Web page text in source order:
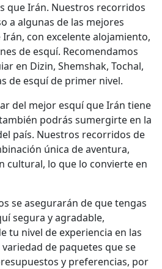
que Irán. Nuestros recorridos
a algunas de las mejores
con excelente alojamiento,
de esquí. Recomendamos
en Dizin, Shemshak, Tochal,
de esquí de primer nivel.
del mejor esquí que Irán tiene
podrás sumergirte en la
país. Nuestros recorridos de
única de aventura,
cultural, lo que lo convierte en
se asegurarán de que tengas
segura y agradable,
tu nivel de experiencia en las
de paquetes que se
y preferencias, por